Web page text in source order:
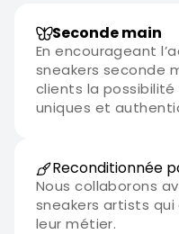
Seconde main
En encourageant
sneakers seconde
clients la
uniques et
Reconditionnée
Nous collaborons
sneakers artists
leur métier.